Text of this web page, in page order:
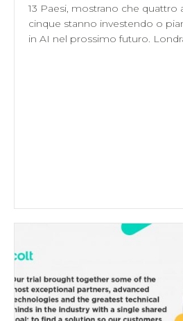
13 Paesi, mostrano che quattro
cinque stanno investendo o
in AI nel prossimo futuro.